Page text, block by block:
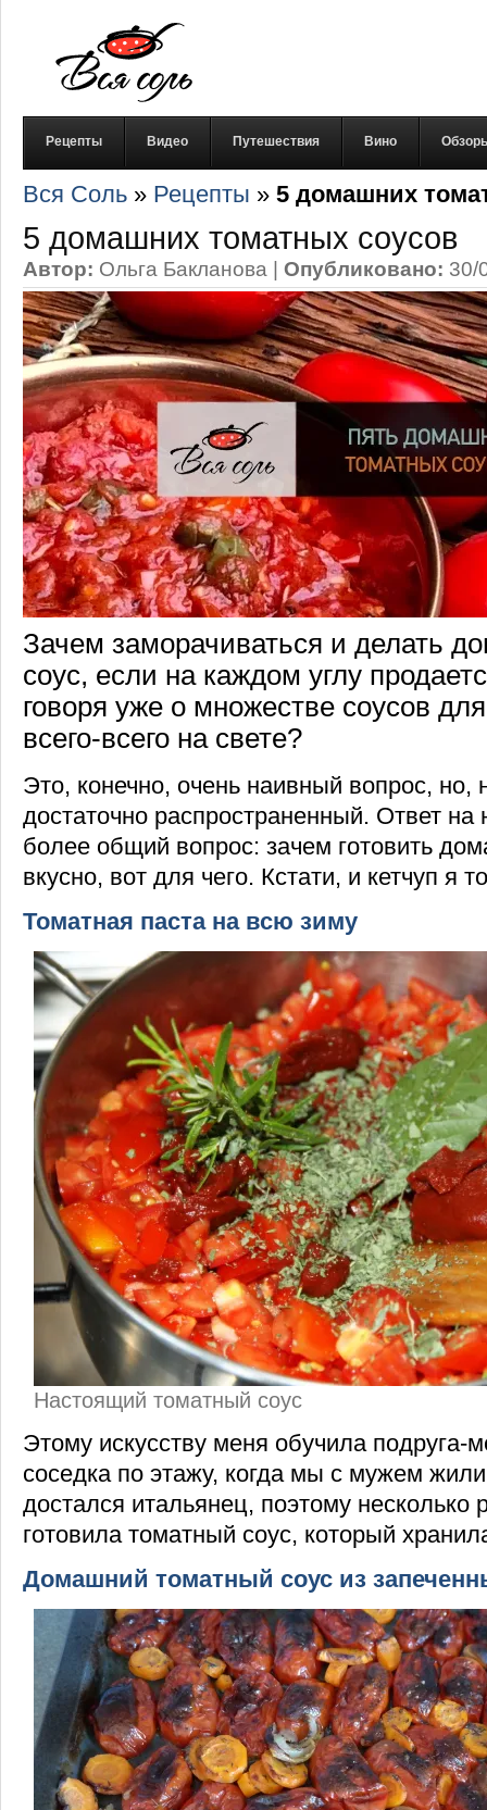
Рецепты Видео Путешествия Вино
Вся Соль » Рецепты » 5 домашних
5 домашних томатных соусов
Автор: Ольга Бакланова | Опубликовано: 30/
Зачем заморачиваться и делать
соус, если на каждом углу
говоря уже о множестве соусов
всего-всего на свете?
Это, конечно, очень наивный вопрос, но,
достаточно распространенный. Ответ на
более общий вопрос: зачем готовить
вкусно, вот для чего. Кстати, и кетчуп я
Томатная паста на всю зиму
Настоящий томатный соус
Этому искусству меня обучила подруга-
соседка по этажу, когда мы с мужем
достался итальянец, поэтому несколько
готовила томатный соус, который
Домашний томатный соус из